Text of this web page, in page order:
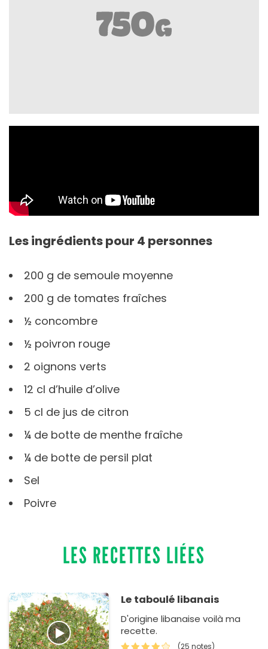
Les ingrédients pour 4 personnes
200 g de semoule moyenne
200 g de tomates fraîches
½ concombre
½ poivron rouge
2 oignons verts
12 cl d’huile d’olive
5 cl de jus de citron
¼ de botte de menthe fraîche
¼ de botte de persil plat
Sel
Poivre
LES RECETTES LIÉES
Le taboulé libanais
D'origine libanaise voilà ma
recette.
(25 notes)